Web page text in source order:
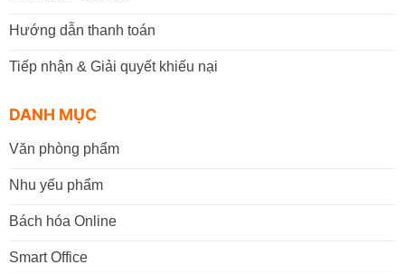
Hướng dẫn thanh toán
Tiếp nhận & Giải quyết khiếu nại
DANH MỤC
Văn phòng phẩm
Nhu yếu phẩm
Bách hóa Online
Smart Office